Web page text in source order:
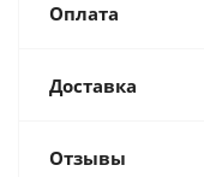
Оплата
Доставка
Отзывы